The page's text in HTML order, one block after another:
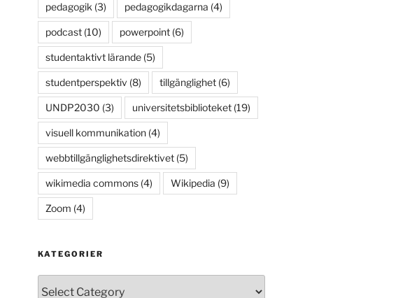
pedagogik (3) pedagogikdagarna (4)
podcast(10) powerpoint(6)
studentaktivt lärande(5)
studentperspektiv (8) tillgänglighet(6)
UNDP2030 (3) universitetsbiblioteket(19)
visuell kommunikation(4)
webbtillgänglighetsdirektivet(5)
wikimedia commons(4) Wikipedia (9)
Zoom (4)
KATEGORIER